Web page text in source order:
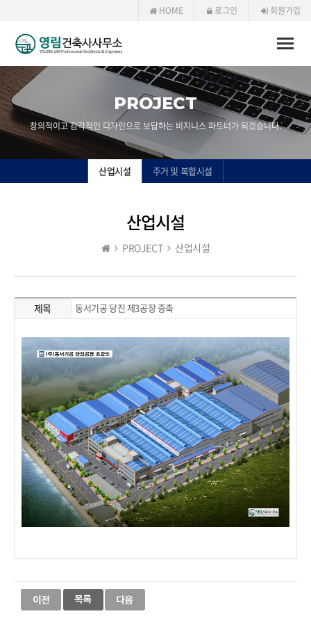
HOME 로그인 회원가입
Toggle
PROJECT
창의적이고 감각적인 디자인으로 보답하는 비지니스 파트너가 되겠습니다.
산업시설 주거 및 복합시설
산업시설
PROJECT 산업시설
제목 동서기공 당진 제3공장 증축